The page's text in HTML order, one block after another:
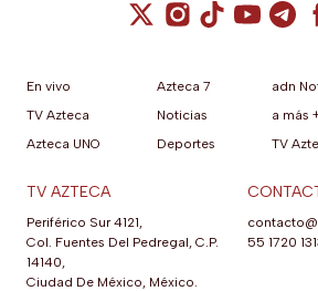
Cuenta de X /
Cuenta deCuenta de
En vivo
TV Azteca
Azteca UNO
Azteca 7
Noticias
Deportes
adn
a más
TV
TV AZTECA
Periférico Sur 4121,
Col. Fuentes Del Pedregal, C.P.
14140,
Ciudad De México, México.
55 1720